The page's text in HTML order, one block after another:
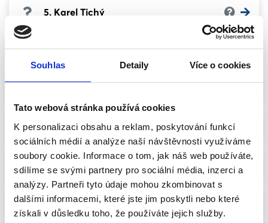
Souhlas Detaily Více o cookies
Tato webová stránka používá cookies
K personalizaci obsahu a reklam, poskytování funkcí
sociálních médií a analýze naší návštěvnosti využíváme
soubory cookie. Informace o tom, jak náš web používáte,
sdílíme se svými partnery pro sociální média, inzerci a
analýzy. Partneři tyto údaje mohou zkombinovat s
dalšími informacemi, které jste jim poskytli nebo které
získali v důsledku toho, že používáte jejich služby.
5. Karel Tichý
6. Jiří Matulík
8. Petr Kotaška
9. Tomáš Grmela
10. Martin Husa